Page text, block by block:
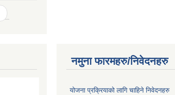
नमुना फारमहरु/निवेदनहरु
योजना प्रक्रियाको लागि चाहिने निवेदनहरु